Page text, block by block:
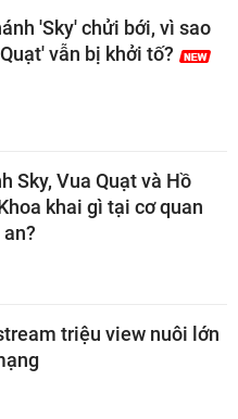
'Sky' chửi bới, vì sao
vẫn bị khởi tố?
Sky, Vua Quạt và Hồ
khai gì tại cơ quan
triệu view nuôi lớn